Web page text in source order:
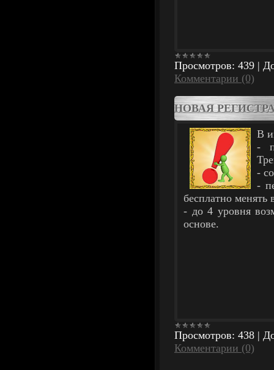
Просмотров: 439 |
Комментарии (0)
НОВАЯ
В
-
-
-
бесплатно менять
- до 4 уровня
основе.
Просмотров: 438 |
Комментарии (0)